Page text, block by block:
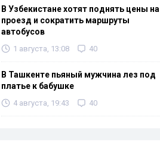
В Узбекистане хотят поднять цены на
проезд и сократить маршруты
автобусов
1 августа, 13:08 40
В Ташкенте пьяный мужчина лез под
платье к бабушке
4 августа, 19:43 40